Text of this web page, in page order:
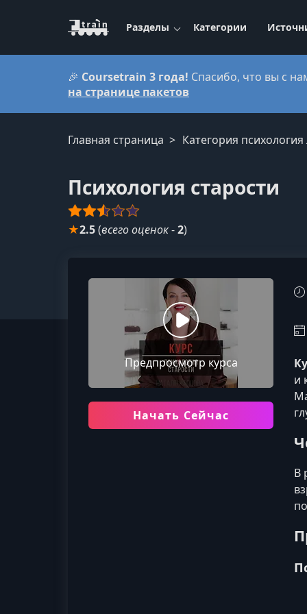
Разделы Категории
🎉 Coursetrain 3 года! Спасибо, что вы с
на странице пакетов
Главная страница Категория
Психология старости
★2.5(всего оценок-2)
Предпросмотр курса
Начать Сейчас
и
В